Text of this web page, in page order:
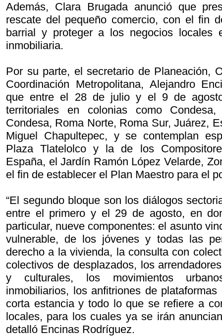
Además, Clara Brugada anunció que
rescate del pequeño comercio, con el fin
barrial y proteger a los negocios locales
inmobiliaria.
Por su parte, el secretario de Planeación,
Coordinación Metropolitana, Alejandro
que entre el 28 de julio y el 9 de
territoriales en colonias como Condesa,
Condesa, Roma Norte, Roma Sur, Juárez,
Miguel Chapultepec, y se contemplan
Plaza Tlatelolco y la de los
España, el Jardín Ramón López Velarde,
el fin de establecer el Plan Maestro para el
“El segundo bloque son los diálogos
entre el primero y el 29 de agosto, en
particular, nueve componentes: el asunto
vulnerable, de los jóvenes y todas las
derecho a la vivienda, la consulta con
colectivos de desplazados, los
y culturales, los movimientos
inmobiliarios, los anfitriones de
corta estancia y todo lo que se refiere a
locales, para los cuales ya se irán
detalló Encinas Rodríguez.